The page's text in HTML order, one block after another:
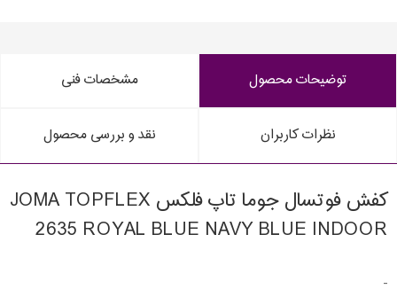
توضیحات محصول مشخصات فنی
نظرات کاربران نقد و بررسی محصول
کفش فوتسال جوما تاپ فلکس JOMA TOPFLEX
2635 ROYAL BLUE NAVY BLUE INDOOR
-